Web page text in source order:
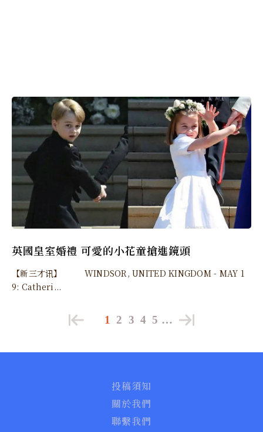
英國皇室婚禮 可愛的小花童搶進鏡頭
【新三才讯】 WINDSOR, UNITED KINGDOM - MAY 1
9: Catheri...
1 2 3 4 5 …
投稿須知
關於我們
聯繫我們